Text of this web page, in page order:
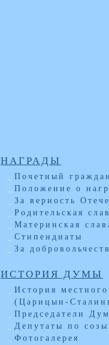
НАГРАДЫ
Почетный
Положение о
За верность
Родительская
Материнская
Стипендиаты
За
ИСТОРИЯ ДУМЫ
История
(Царицын-
Председатели
Депутаты по
Фотогалерея